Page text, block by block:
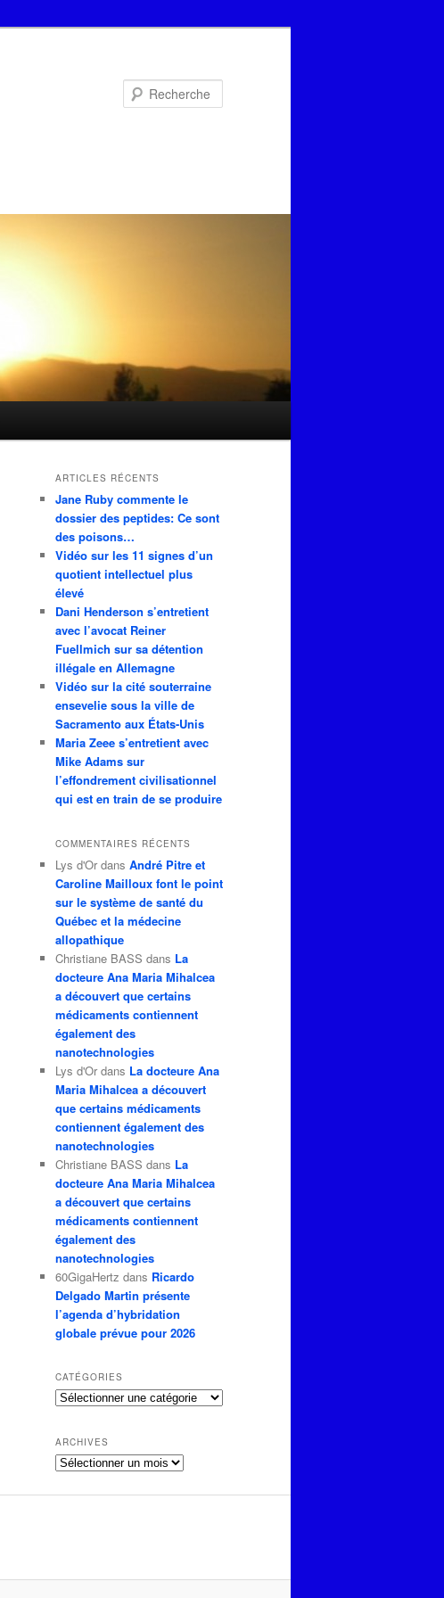
ARTICLES RÉCENTS
Jane Ruby commente le
dossier des peptides: Ce sont
des poisons…
Vidéo sur les 11 signes d’un
quotient intellectuel plus
élevé
Dani Henderson s’entretient
avec l’avocat Reiner
Fuellmich sur sa détention
illégale en Allemagne
Vidéo sur la cité souterraine
ensevelie sous la ville de
Sacramento aux États-Unis
Maria Zeee s’entretient avec
Mike Adams sur
l’effondrement civilisationnel
qui est en train de se produire
COMMENTAIRES RÉCENTS
Lys d'Or dans André Pitre et
Caroline Mailloux font le point
sur le système de santé du
Québec et la médecine
allopathique
Christiane BASS dans La
docteure Ana Maria Mihalcea
a découvert que certains
médicaments contiennent
également des
nanotechnologies
Lys d'Or dans La docteure Ana
Maria Mihalcea a découvert
que certains médicaments
contiennent également des
nanotechnologies
Christiane BASS dans La
docteure Ana Maria Mihalcea
a découvert que certains
médicaments contiennent
également des
nanotechnologies
60GigaHertz dans Ricardo
Delgado Martin présente
l’agenda d’hybridation
globale prévue pour 2026
CATÉGORIES
Catégories
ARCHIVES
Archives